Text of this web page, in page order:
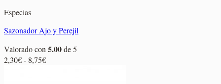
Especias
Sazonador Ajo y Perejil
Valorado con 5.00de 5
2,30€- 8,75€Rango